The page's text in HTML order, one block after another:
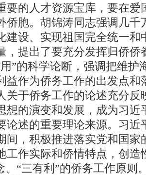
要的人才资源宝库，要在爱
侨胞。胡锦涛同志强调几千
建设、实现祖国完全统一和
，提出了要充分发挥归侨侨
”的科学论断，强调把维护
益作为侨务工作的出发点和
关于侨务工作的论述充分反
想的演变和发展，成为习近
论述的重要理论来源。习近
间，积极推进落实党和国家
工作实际和侨情特点，创造
、“三有利”的侨务工作原则